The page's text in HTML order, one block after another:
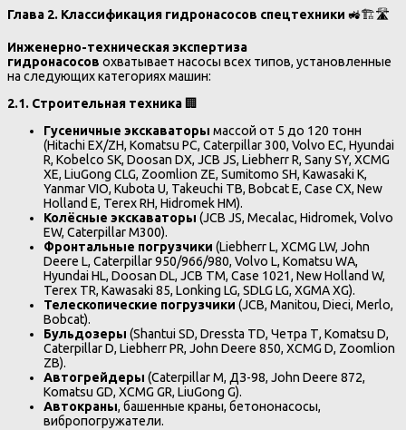
Глава 2. Классификация гидронасосов спецтехники 🚜🏗️🛣️
Инженерно-техническая экспертиза
гидронасосов охватывает насосы всех типов, установленные
на следующих категориях машин:
2.1. Строительная техника 🏢
Гусеничные экскаваторы массой от 5 до 120 тонн
(Hitachi EX/ZH, Komatsu PC, Caterpillar 300, Volvo EC, Hyundai
R, Kobelco SK, Doosan DX, JCB JS, Liebherr R, Sany SY, XCMG
XE, LiuGong CLG, Zoomlion ZE, Sumitomo SH, Kawasaki K,
Yanmar VIO, Kubota U, Takeuchi TB, Bobcat E, Case CX, New
Holland E, Terex RH, Hidromek HM).
Колёсные экскаваторы (JCB JS, Mecalac, Hidromek, Volvo
EW, Caterpillar M300).
Фронтальные погрузчики (Liebherr L, XCMG LW, John
Deere L, Caterpillar 950/966/980, Volvo L, Komatsu WA,
Hyundai HL, Doosan DL, JCB TM, Case 1021, New Holland W,
Terex TR, Kawasaki 85, Lonking LG, SDLG LG, XGMA XG).
Телескопические погрузчики (JCB, Manitou, Dieci, Merlo,
Bobcat).
Бульдозеры (Shantui SD, Dressta TD, Четра Т, Komatsu D,
Caterpillar D, Liebherr PR, John Deere 850, XCMG D, Zoomlion
ZB).
Автогрейдеры (Caterpillar M, ДЗ-98, John Deere 872,
Komatsu GD, XCMG GR, LiuGong G).
Автокраны, башенные краны, бетононасосы,
вибропогружатели.